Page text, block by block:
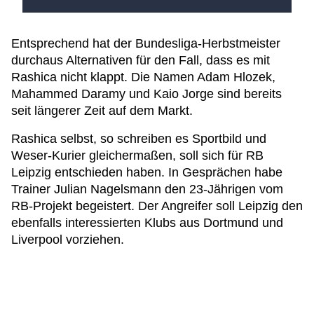
Entsprechend hat der Bundesliga-Herbstmeister
durchaus Alternativen für den Fall, dass es mit
Rashica nicht klappt. Die Namen Adam Hlozek,
Mahammed Daramy und Kaio Jorge sind bereits
seit längerer Zeit auf dem Markt.
Rashica selbst, so schreiben es Sportbild und
Weser-Kurier gleichermaßen, soll sich für RB
Leipzig entschieden haben. In Gesprächen habe
Trainer Julian Nagelsmann den 23-Jährigen vom
RB-Projekt begeistert. Der Angreifer soll Leipzig den
ebenfalls interessierten Klubs aus Dortmund und
Liverpool vorziehen.